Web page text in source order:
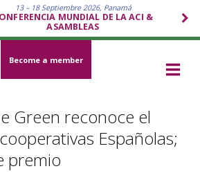
13 – 18 Septiembre 2026, Panamá
MUNDIAL DE LA ACI &
ASAMBLEAS
Become a member
Green reconoce el
Españolas;
premio